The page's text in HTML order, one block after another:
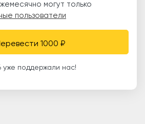
могут только
пользователи
Перевести 1000 ₽
уже поддержали нас!